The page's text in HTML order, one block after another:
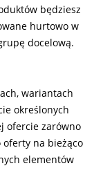
będziesz
hurtowo w
docelową.
wariantach
określonych
ofercie zarówno
na bieżąco
elementów